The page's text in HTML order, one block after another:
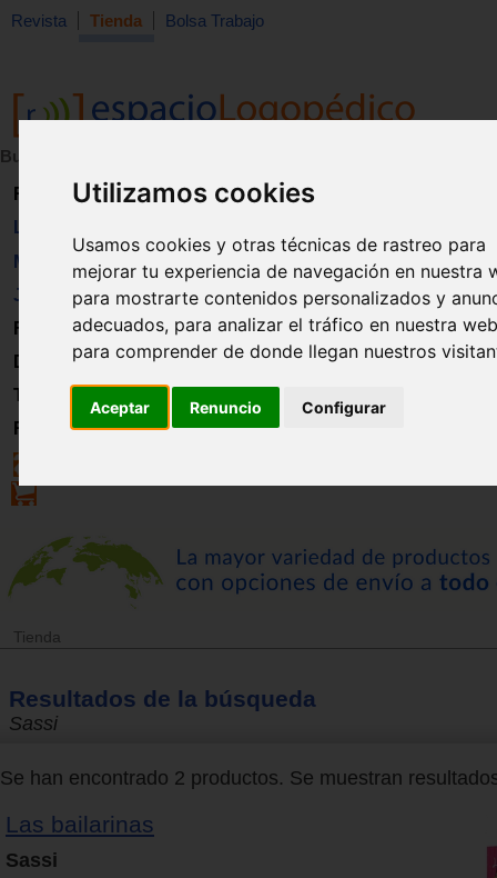
Utilizamos cookies
Usamos cookies y otras técnicas de rastreo para
mejorar tu experiencia de navegación en nuestra
para mostrarte contenidos personalizados y
adecuados, para analizar el tráfico en nuestra
para comprender de donde llegan nuestros
Aceptar Renuncio Configurar
Revista Tienda Bolsa Trabajo
Buscar:
Revista
Libros
Material
Juguetes
Formación
Directorio
Trabajo
Registro
Tienda
Resultados de la búsqueda
Sassi
Se han encontrado 2 productos. Se muestran
Las bailarinas
Sassi